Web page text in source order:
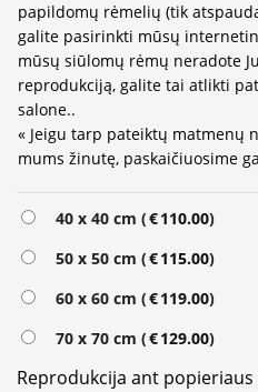
papildomų rėmelių (tik
galite pasirinkti mūsų
mūsų siūlomų rėmų neradote
reprodukciją, galite tai atlikti
salone..
« Jeigu tarp pateiktų matmenų
mums žinutę, paskaičiuosime
40 x 40 cm (€110.00)
50 x 50 cm (€115.00)
60 x 60 cm (€119.00)
70 x 70 cm (€129.00)
Reprodukcija ant
Alternative: